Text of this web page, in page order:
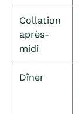
Collation
après-
midi
Dîner